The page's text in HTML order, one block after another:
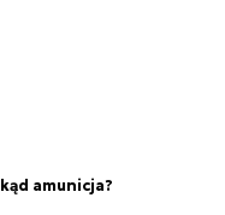
amunicja?